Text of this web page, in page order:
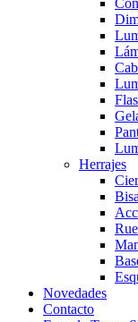
Herrajes
Novedades
Contacto